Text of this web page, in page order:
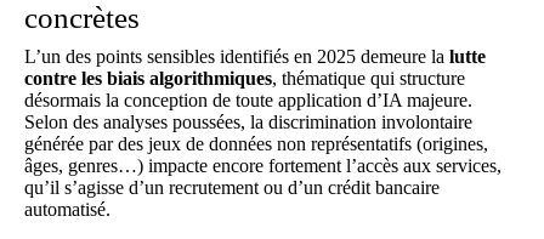
concrètes
L’un des points sensibles identifiés en 2025 demeure la lutte
contre les biais algorithmiques, thématique qui structure
désormais la conception de toute application d’IA majeure.
Selon des analyses poussées, la discrimination involontaire
générée par des jeux de données non représentatifs (origines,
âges, genres…) impacte encore fortement l’accès aux services,
qu’il s’agisse d’un recrutement ou d’un crédit bancaire
automatisé.